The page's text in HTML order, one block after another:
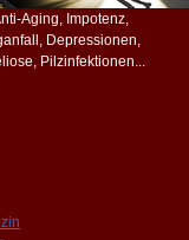
Aging, Impotenz,
Depressionen,
Pilzinfektionen...